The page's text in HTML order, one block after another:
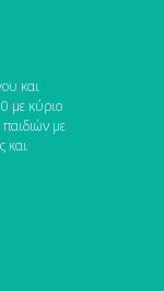
και
με κύριο
με
και